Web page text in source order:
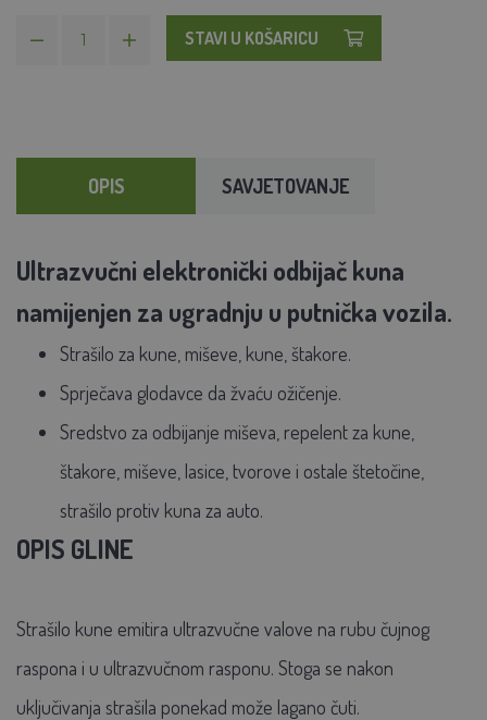
STAVI U KOŠARICU
OPIS SAVJETOVANJE
Ultrazvučni elektronički odbijač kuna
namijenjen za ugradnju u putnička vozila.
Strašilo za kune, miševe, kune, štakore.
Sprječava glodavce da žvaću ožičenje.
Sredstvo za odbijanje miševa, repelent za kune,
štakore, miševe, lasice, tvorove i ostale štetočine,
strašilo protiv kuna za auto.
OPIS GLINE
Strašilo kune emitira ultrazvučne valove na rubu čujnog
raspona i u ultrazvučnom rasponu. Stoga se nakon
uključivanja strašila ponekad može lagano čuti.